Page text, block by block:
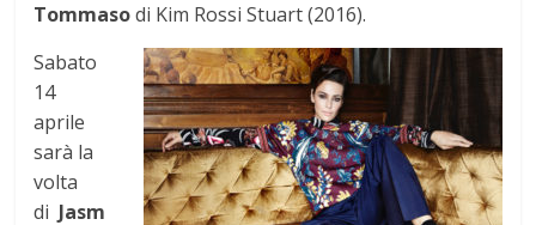
Tommasodi Kim Rossi Stuart (2016).
Sabato
14
aprile
sarà la
volta
di Jasm